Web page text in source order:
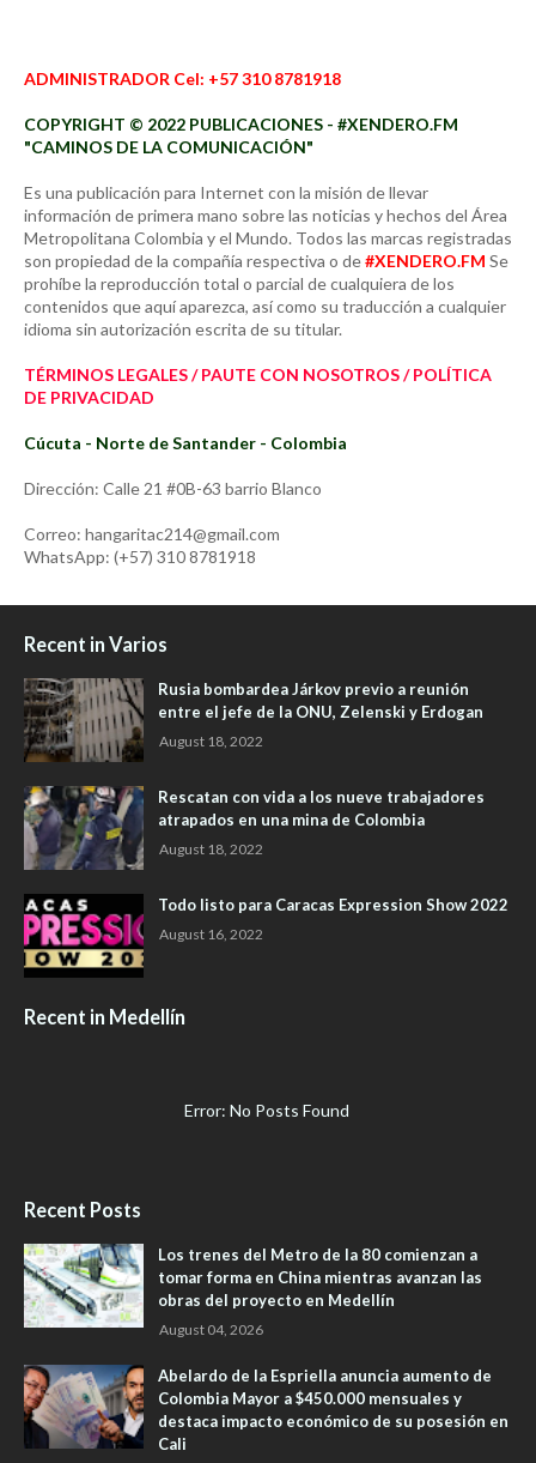
ADMINISTRADOR Cel: +57 310 8781918
COPYRIGHT © 2022 PUBLICACIONES - #XENDERO.FM
"CAMINOS DE LA COMUNICACIÓN"
Es una publicación para Internet con la misión de llevar
información de primera mano sobre las noticias y hechos del Área
Metropolitana Colombia y el Mundo. Todos las marcas registradas
son propiedad de la compañía respectiva o de#XENDERO.FM Se
prohíbe la reproducción total o parcial de cualquiera de los
contenidos que aquí aparezca, así como su traducción a cualquier
idioma sin autorización escrita de su titular.
TÉRMINOS LEGALES / PAUTE CON NOSOTROS / POLÍTICA
DE PRIVACIDAD
Cúcuta - Norte de Santander - Colombia
Dirección: Calle 21 #0B-63 barrio Blanco
Correo: hangaritac214@gmail.com
WhatsApp: (+57) 310 8781918
Recent in Varios
Rusia bombardea Járkov previo a reunión
entre el jefe de la ONU, Zelenski y Erdogan
August 18, 2022
Rescatan con vida a los nueve trabajadores
atrapados en una mina de Colombia
August 18, 2022
Todo listo para Caracas Expression Show 2022
August 16, 2022
Recent in Medellín
Error: No Posts Found
Recent Posts
Los trenes del Metro de la 80 comienzan a
tomar forma en China mientras avanzan las
obras del proyecto en Medellín
August 04, 2026
Abelardo de la Espriella anuncia aumento de
Colombia Mayor a $450.000 mensuales y
destaca impacto económico de su posesión en
Cali